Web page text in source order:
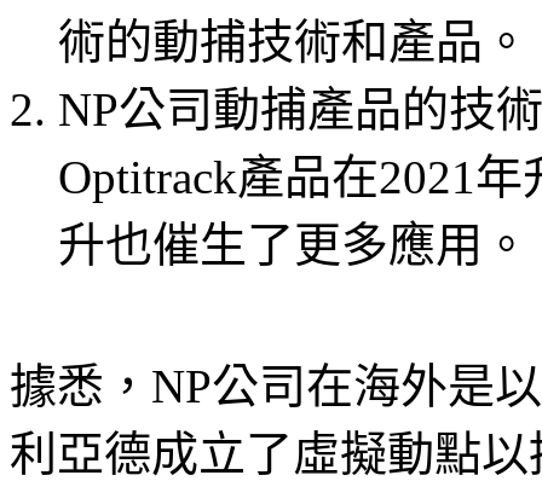
術的動捕技術和產品。
NP公司動捕產品的技
Optitrack產品在2021
升也催生了更多應用。
據悉，NP公司在海外是
利亞德成立了虛擬動點